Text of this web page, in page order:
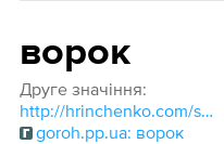
ворок
Друге значіння:
http://hrinchenko.com/slovar/znachenie-slova/8129-vorok.html#show_point
goroh.pp.ua: ворок